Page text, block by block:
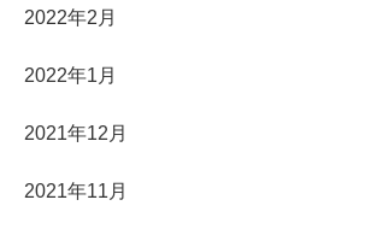
2022年2月
2022年1月
2021年12月
2021年11月